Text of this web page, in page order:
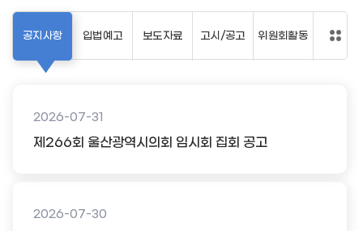
공지사항
2026-07-31
제266회 울산광역시의회 임시회 집회 공고
2026-07-30
입법예고 보도자료 고시/공고 위원회활동